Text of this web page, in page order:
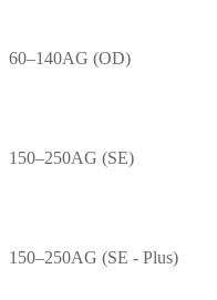
60–140AG (OD)
150–250AG (SE)
150–250AG (SE - Plus)